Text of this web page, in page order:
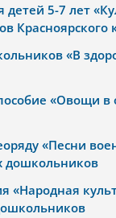
детей 5-7 лет
Красноярского
«В
«Овощи в
«Песни
дошкольников
«Народная